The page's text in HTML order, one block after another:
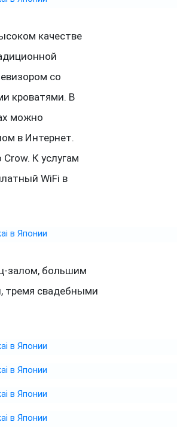
качестве
со
кроватями. В
можно
в Интернет.
К услугам
WiFi в
залом, большим
тремя свадебными